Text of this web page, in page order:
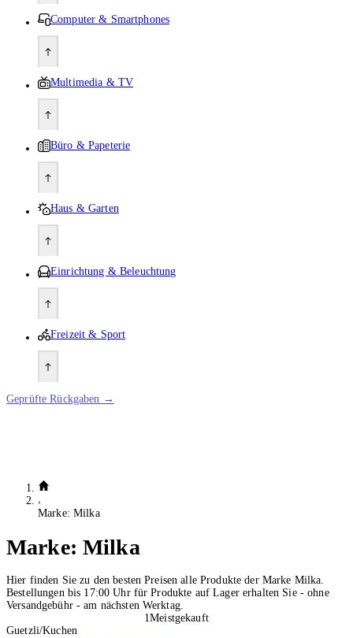
Computer & Smartphones
Multimedia & TV
Büro & Papeterie
Haus & Garten
Einrichtung & Beleuchtung
Freizeit & Sport
Geprüfte Rückgaben →
Marke: Milka
Marke: Milka
Hier finden Sie zu den besten Preisen alle Produkte der Marke Milka.
Bestellungen bis 17:00 Uhr für Produkte auf Lager erhalten Sie - ohne
Versandgebühr - am nächsten Werktag.
1Meistgekauft
Guetzli/Kuchen